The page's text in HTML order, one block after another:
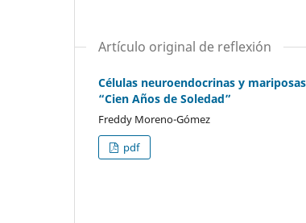
Artículo original de reflexión
Células neuroendocrinas y
“Cien Años de Soledad”
Freddy Moreno-Gómez
pdf